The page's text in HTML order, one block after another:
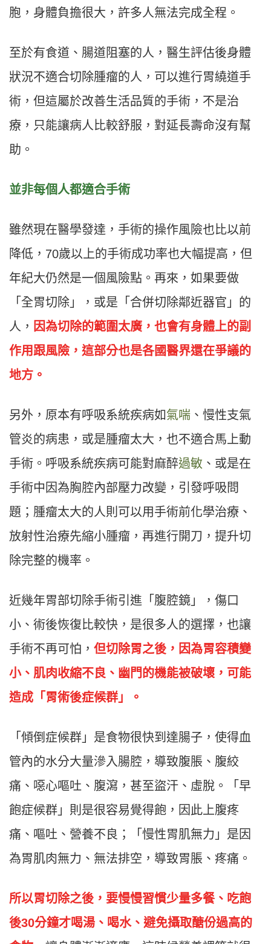
胞，身體負擔很大，許多人無法完成全程。
至於有食道、腸道阻塞的人，醫生評估後身體
狀況不適合切除腫瘤的人，可以進行胃繞道手
術，但這屬於改善生活品質的手術，不是治
療，只能讓病人比較舒服，對延長壽命沒有幫
助。
並非每個人都適合手術
雖然現在醫學發達，手術的操作風險也比以前
降低，70歲以上的手術成功率也大幅提高，但
年紀大仍然是一個風險點。再來，如果要做
「全胃切除」，或是「合併切除鄰近器官」的
人， 因為切除的範圍太廣，也會有身體上的副
作用跟風險，這部分也是各國醫界還在爭議的
地方。
另外，原本有呼吸系統疾病如氣喘 、慢性支氣
管炎的病患，或是腫瘤太大，也不適合馬上動
手術。呼吸系統疾病可能對麻醉過敏 、或是在
手術中因為胸腔內部壓力改變，引發呼吸問
題；腫瘤太大的人則可以用手術前化學治療、
放射性治療先縮小腫瘤，再進行開刀，提升切
除完整的機率。
近幾年胃部切除手術引進「腹腔鏡」，傷口
小、術後恢復比較快，是很多人的選擇，也讓
手術不再可怕， 但切除胃之後，因為胃容積變
小、肌肉收縮不良、幽門的機能被破壞，可能
造成「胃術後症候群」。
「傾倒症候群」是食物很快到達腸子，使得血
管內的水分大量滲入腸腔，導致腹脹、腹絞
痛、噁心嘔吐、 腹瀉，甚至盜汗、虛脫。「早
飽症候群」則是很容易覺得飽，因此上腹疼
痛、嘔吐、營養不良；「慢性胃肌無力」是因
為胃肌肉無力、無法排空，導致胃脹、疼痛。
所以胃切除之後，要慢慢習慣少量多餐、吃飽
後30分鐘才喝湯、喝水、避免攝取醣份過高的